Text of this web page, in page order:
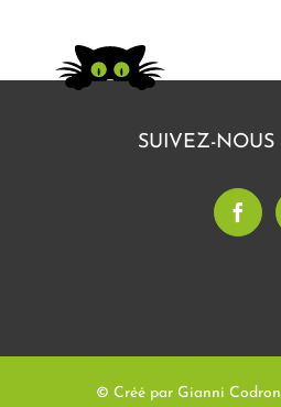
SUIVEZ-NOUS
© Créé par Gianni Codron